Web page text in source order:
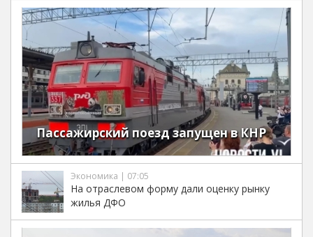
Пассажирский поезд запущен в КНР
Экономика | 07:05
На отраслевом форму дали оценку рынку
жилья ДФО